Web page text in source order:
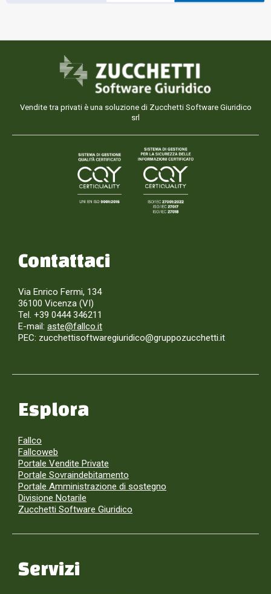
Vendite tra privati è una soluzione di Zucchetti Software Giuridico
srl
Contattaci
Via Enrico Fermi, 134
36100 Vicenza (VI)
Tel. +39 0444 346211
E-mail: aste@fallco.it
PEC: zucchettisoftwaregiuridico@gruppozucchetti.it
Esplora
Fallco
Fallcoweb
Portale Vendite Private
Portale Sovraindebitamento
Portale Amministrazione di sostegno
Divisione Notarile
Zucchetti Software Giuridico
Servizi